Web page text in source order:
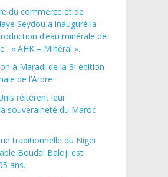
du commerce et de
Seydou a inauguré la
d’eau minérale de
: « AHK – Minéral ».
à Maradi de la 3ᵉ édition
de l’Arbre
réitèrent leur
souveraineté du Maroc
traditionnelle du Niger
Boudal Baloji est
ans.